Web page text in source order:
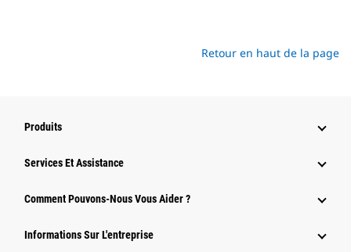
Retour en haut de la page
Produits
Services Et Assistance
Comment Pouvons-Nous Vous Aider ?
Informations Sur L'entreprise